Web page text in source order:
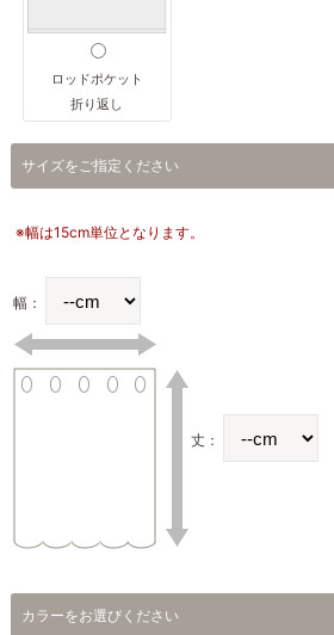
ロッドポケット
折り返し
サイズをご指定ください
※幅は15cm単位となります。
幅：
丈：
カラーをお選びください